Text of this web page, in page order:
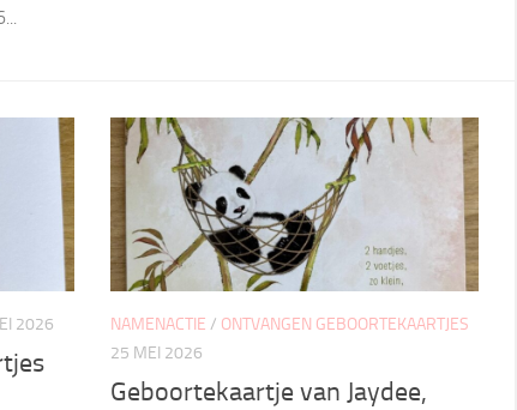
2026 NAMENACTIE / ONTVANGEN GEBOORTEKAARTJES
25 MEI 2026
Geboortekaartje van Jaydee,